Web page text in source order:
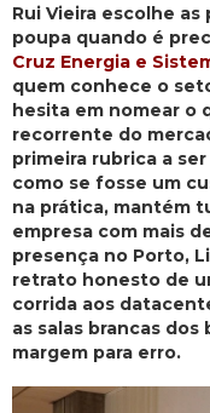
Rui Vieira escolhe as
poupa quando é
Cruz Energia e
quem conhece o
hesita em nomear o
recorrente do
primeira rubrica a
como se fosse um
na prática, mantém
empresa com mais
presença no Porto,
retrato honesto de
corrida aos
as salas brancas
margem para erro.